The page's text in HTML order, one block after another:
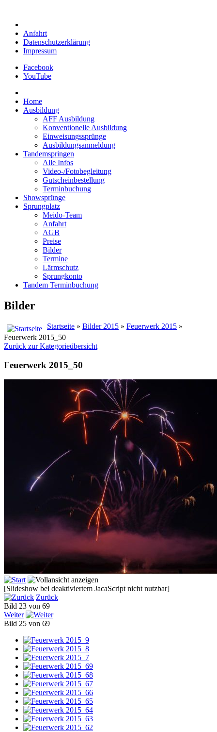
Anfahrt
Datenschutzerklärung
Impressum
Facebook
YouTube
Home
Ausbildung
AFF Ausbildung
Konventionelle Ausbildung
Einweisungssprünge
Ausbildungsanmeldung
Tandemspringen
Alle Infos
Video-/Fotobegleitung
Gutscheinbestellung
Terminbuchung
Showsprünge
Sprungplatz
Meido-Team
Anfahrt
AGB
Preise
Bilder
Termine
Lärmschutz
Sprungkonto
Tandem Terminbuchung
Bilder
Startseite » Bilder 2015 » Feuerwerk 2015 »
Feuerwerk 2015_50
Zurück zur Kategorieübersicht
Feuerwerk 2015_50
[Slideshow bei deaktiviertem JacaScript nicht nutzbar]
Zurück
Bild 23 von 69
Weiter
Bild 25 von 69